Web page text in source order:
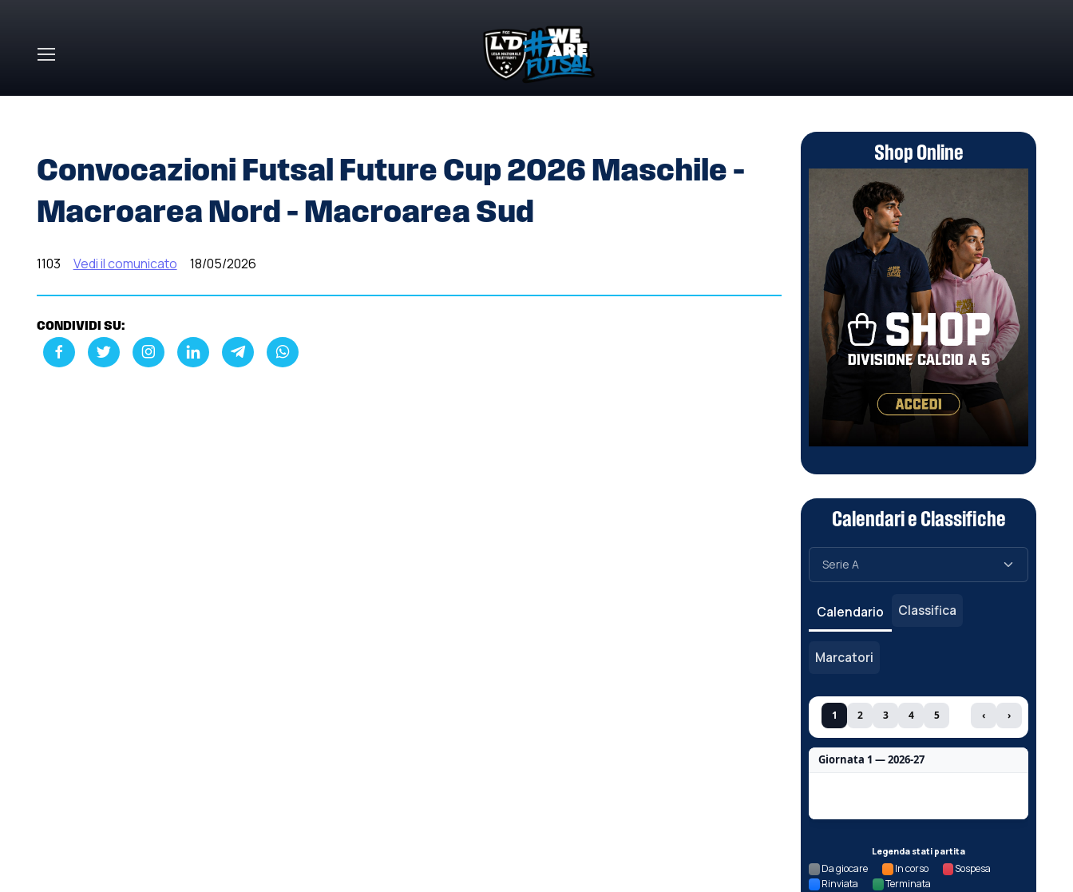
Convocazioni Futsal Future Cup 2026 Maschile –
Macroarea Nord – Macroarea Sud
1103 Vedi il comunicato 18/05/2026
CONDIVIDI SU:
Shop Online
Calendari e Classifiche
Calendario Classifica
Marcatori
1 2 3 4 5 ‹ ›
Giornata 1 — 2026-27
Legenda stati partita
Da giocare In corso
Sospesa
Rinviata
Terminata